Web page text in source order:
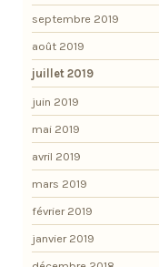
septembre 2019
août 2019
juillet 2019
juin 2019
mai 2019
avril 2019
mars 2019
février 2019
janvier 2019